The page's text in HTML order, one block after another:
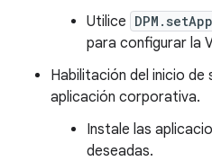
Utilice
para configurar la
Habilitación del inicio de
aplicación corporativa.
Instale las
deseadas.